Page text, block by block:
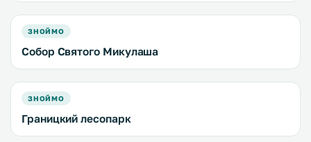
ЗНОЙМО
Собор Святого Микулаша
ЗНОЙМО
Границкий лесопарк